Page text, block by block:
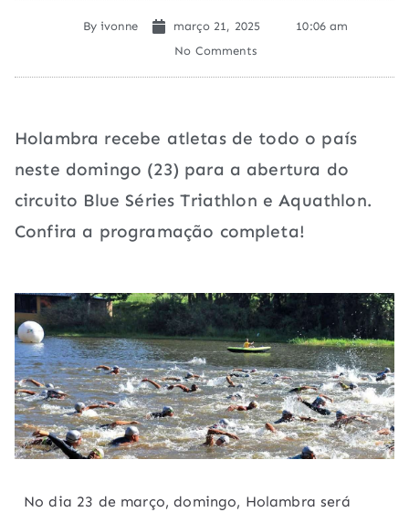
Byivonne março 21, 2025
10:06 am
No Comments
Holambra recebe atletas de todo o país
neste domingo (23) para a abertura do
circuito Blue Séries Triathlon e Aquathlon.
Confira a programação completa!
No dia 23 de março, domingo, Holambra será